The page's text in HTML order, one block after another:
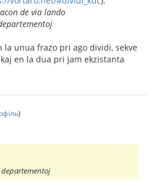
de via lando
la unua frazo pri ago dividi, sekve
en la dua pri jam ekzistanta
)